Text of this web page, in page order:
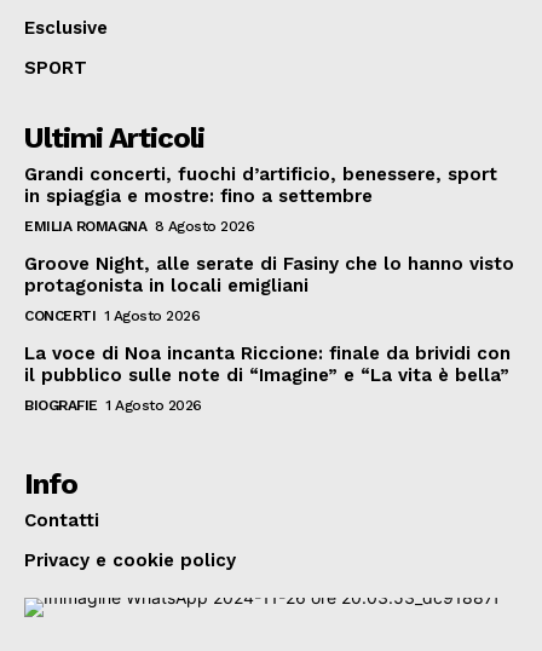
Esclusive
SPORT
Ultimi Articoli
Grandi concerti, fuochi d’artificio, benessere, sport
in spiaggia e mostre: fino a settembre
EMILIA ROMAGNA 8 Agosto 2026
Groove Night, alle serate di Fasiny che lo hanno visto
protagonista in locali emigliani
CONCERTI 1 Agosto 2026
La voce di Noa incanta Riccione: finale da brividi con
il pubblico sulle note di “Imagine” e “La vita è bella”
BIOGRAFIE 1 Agosto 2026
Info
Contatti
Privacy e cookie policy